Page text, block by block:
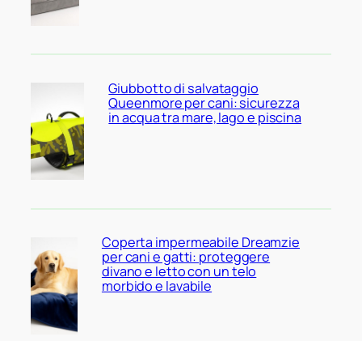
Giubbotto di salvataggio
Queenmore per cani: sicurezza
in acqua tra mare, lago e piscina
Coperta impermeabile Dreamzie
per cani e gatti: proteggere
divano e letto con un telo
morbido e lavabile